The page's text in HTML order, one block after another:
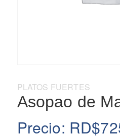
Categoría:
PLATOS FUERTES
Asopao de
Precio: RD$